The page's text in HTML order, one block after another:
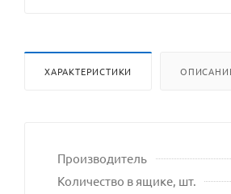
ХАРАКТЕРИСТИКИ
Производитель
Количество в ящике, шт.